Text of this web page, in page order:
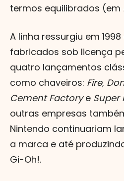
termos equilibrados (em
A linha ressurgiu em
fabricados sob licença
quatro lançamentos
como chaveiros: Fire,
Cement Factorye Super
outras empresas
Nintendo continuariam
a marca e até
Gi-Oh!.